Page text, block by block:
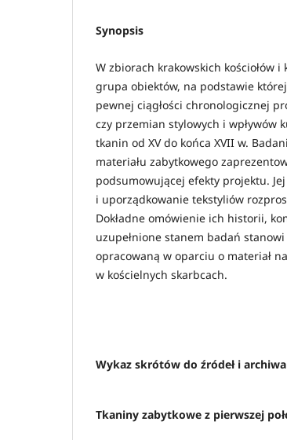
Synopsis
W zbiorach krakowskich kościołów
grupa obiektów, na podstawie
pewnej ciągłości chronologicznej
czy przemian stylowych i wpływów
tkanin od XV do końca XVII w.
materiału zabytkowego
podsumowującej efekty projektu.
i uporządkowanie tekstyliów
Dokładne omówienie ich historii,
uzupełnione stanem badań
opracowaną w oparciu o materiał
w kościelnych skarbcach.
Wykaz skrótów do źródeł i
Tkaniny zabytkowe z pierwszej